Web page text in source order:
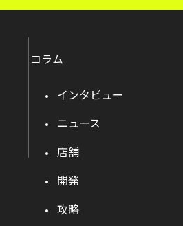
コラム
インタビュー
ニュース
店舗
開発
攻略